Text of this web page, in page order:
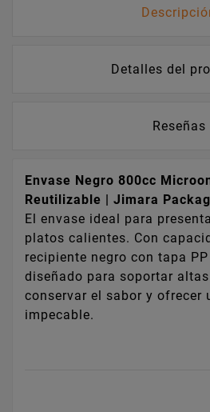
Detalles del
Reseñas
Envase Negro 800cc
Reutilizable | Jimara
El envase ideal para
platos calientes. Con
recipiente negro con tapa
diseñado para soportar
conservar el sabor y ofrecer
impecable.